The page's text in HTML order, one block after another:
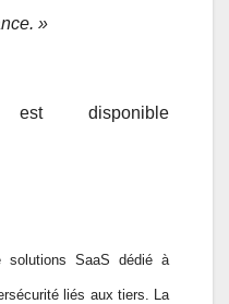
»
est disponible
solutions SaaS dédié à
liés aux tiers. La